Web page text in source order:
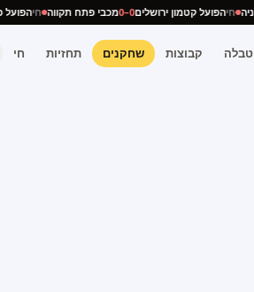
חיהפועל קטמון ירושלים0–0 מכבי פתח תקווה חי
טבלה קבוצות שחקנים תחזיות חי